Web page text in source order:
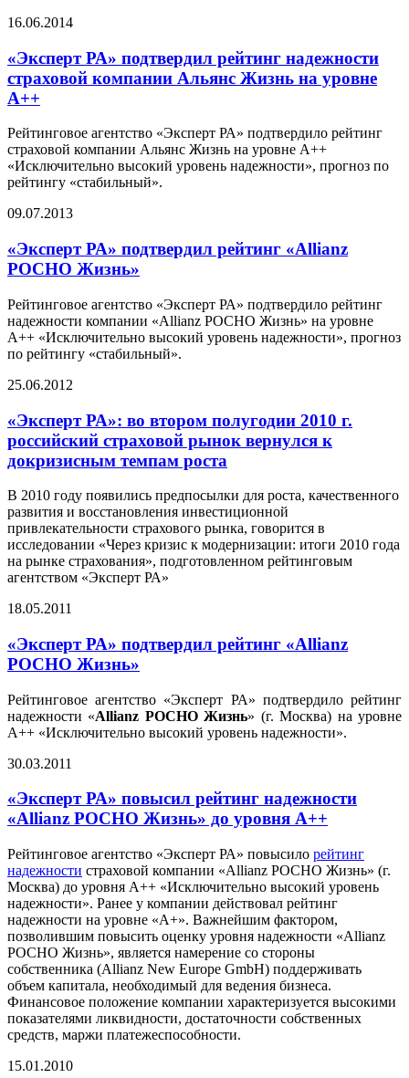
16.06.2014
«Эксперт РА» подтвердил рейтинг надежности
страховой компании Альянс Жизнь на уровне
А++
Рейтинговое агентство «Эксперт РА» подтвердило рейтинг
страховой компании Альянс Жизнь на уровне А++
«Исключительно высокий уровень надежности», прогноз по
рейтингу «стабильный».
09.07.2013
«Эксперт РА» подтвердил рейтинг «Allianz
РОСНО Жизнь»
Рейтинговое агентство «Эксперт РА» подтвердило рейтинг
надежности компании «Allianz РОСНО Жизнь» на уровне
А++ «Исключительно высокий уровень надежности», прогноз
по рейтингу «стабильный».
25.06.2012
«Эксперт РА»: во втором полугодии 2010 г.
российский страховой рынок вернулся к
докризисным темпам роста
В 2010 году появились предпосылки для роста, качественного
развития и восстановления инвестиционной
привлекательности страхового рынка, говорится в
исследовании «Через кризис к модернизации: итоги 2010 года
на рынке страхования», подготовленном рейтинговым
агентством «Эксперт РА»
18.05.2011
«Эксперт РА» подтвердил рейтинг «Allianz
РОСНО Жизнь»
Рейтинговое агентство «Эксперт РА» подтвердило рейтинг
надежности «Allianz РОСНО Жизнь» (г. Москва) на уровне
А++ «Исключительно высокий уровень надежности».
30.03.2011
«Эксперт РА» повысил рейтинг надежности
«Allianz РОСНО Жизнь» до уровня А++
Рейтинговое агентство «Эксперт РА» повысило рейтинг
надежности страховой компании «Allianz РОСНО Жизнь» (г.
Москва) до уровня А++ «Исключительно высокий уровень
надежности». Ранее у компании действовал рейтинг
надежности на уровне «А+». Важнейшим фактором,
позволившим повысить оценку уровня надежности «Allianz
РОСНО Жизнь», является намерение со стороны
собственника (Allianz New Europe GmbH) поддерживать
объем капитала, необходимый для ведения бизнеса.
Финансовое положение компании характеризуется высокими
показателями ликвидности, достаточности собственных
средств, маржи платежеспособности.
15.01.2010